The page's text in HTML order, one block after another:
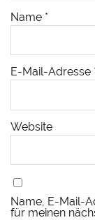
Name *
E-Mail-Adresse
Website
Name, E-Mail-
für meinen